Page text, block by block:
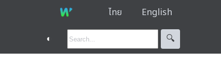
ไทย English
◐ 🔍︎